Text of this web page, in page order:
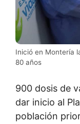
Inició en Montería
80 años
900 dosis de
dar inicio al
población